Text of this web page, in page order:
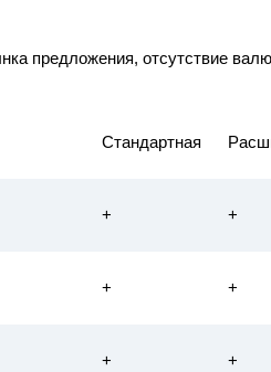
предложения, отсутствие
Стандартная
+ +
+ +
+ +